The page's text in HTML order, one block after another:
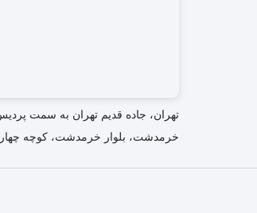
تهران، جاده قدیم تهران به سمت
خرمدشت، بلوار خرمدشت، کوچه چهارم